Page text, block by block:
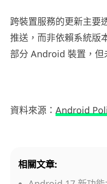
跨裝置服務的更新主要
推送，而非依賴系統版
部分 Android 裝置，但
資料來源： Android
相關文章: